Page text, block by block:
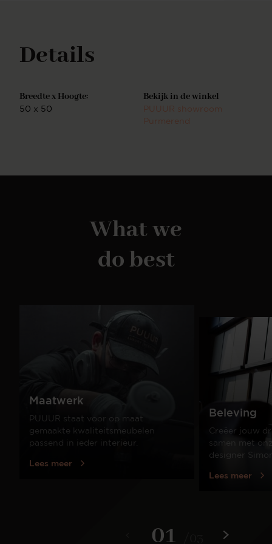
Details
Breedte x Hoogte:
50 x 50
Bekijk in de winkel
PUUUR showroom
Purmerend
What we
do best
01
Maatwerk
PUUUR staat voor op maat
gemaakte kwaliteitsmeubelen
passend in ieder interieur.
Lees meer
Beleving
Creëer jouw
samen met
designer
Lees meer